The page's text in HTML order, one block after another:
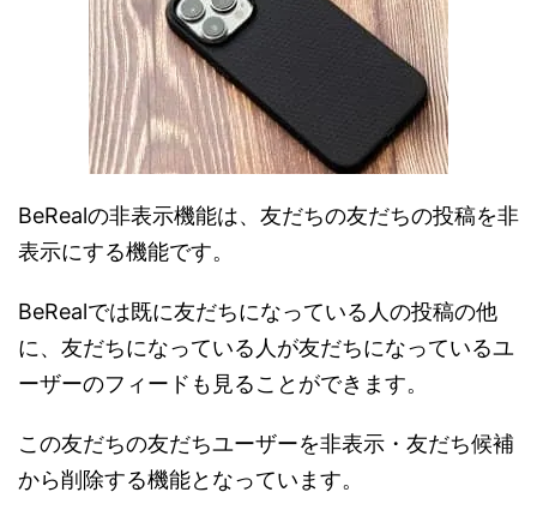
BeRealの非表示機能は、友だちの友だちの投稿を非
表示にする機能です。
BeRealでは既に友だちになっている人の投稿の他
に、友だちになっている人が友だちになっているユ
ーザーのフィードも見ることができます。
この友だちの友だちユーザーを非表示・友だち候補
から削除する機能となっています。